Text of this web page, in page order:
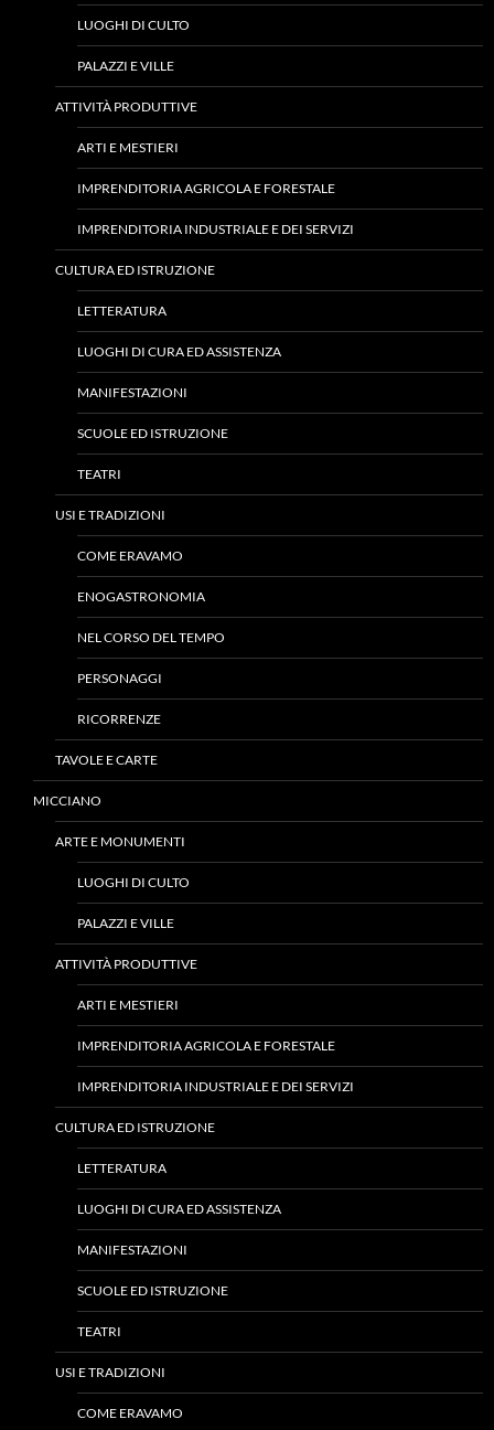
LUOGHI DI CULTO
PALAZZI E VILLE
ATTIVITÀ PRODUTTIVE
ARTI E MESTIERI
IMPRENDITORIA AGRICOLA E FORESTALE
IMPRENDITORIA INDUSTRIALE E DEI SERVIZI
CULTURA ED ISTRUZIONE
LETTERATURA
LUOGHI DI CURA ED ASSISTENZA
MANIFESTAZIONI
SCUOLE ED ISTRUZIONE
TEATRI
USI E TRADIZIONI
COME ERAVAMO
ENOGASTRONOMIA
NEL CORSO DEL TEMPO
PERSONAGGI
RICORRENZE
TAVOLE E CARTE
MICCIANO
ARTE E MONUMENTI
LUOGHI DI CULTO
PALAZZI E VILLE
ATTIVITÀ PRODUTTIVE
ARTI E MESTIERI
IMPRENDITORIA AGRICOLA E FORESTALE
IMPRENDITORIA INDUSTRIALE E DEI SERVIZI
CULTURA ED ISTRUZIONE
LETTERATURA
LUOGHI DI CURA ED ASSISTENZA
MANIFESTAZIONI
SCUOLE ED ISTRUZIONE
TEATRI
USI E TRADIZIONI
COME ERAVAMO